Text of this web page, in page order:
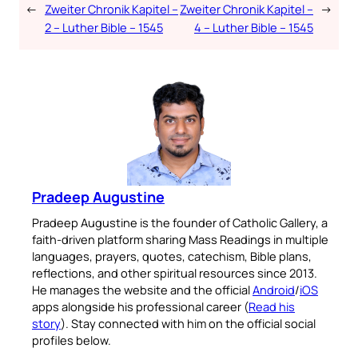
← Zweiter Chronik Kapitel –
2 – Luther Bible – 1545
Zweiter Chronik Kapitel –
4 – Luther Bible – 1545
→
Pradeep Augustine
Pradeep Augustine is the founder of Catholic Gallery, a
faith-driven platform sharing Mass Readings in multiple
languages, prayers, quotes, catechism, Bible plans,
reflections, and other spiritual resources since 2013.
He manages the website and the officialAndroid/iOS
apps alongside his professional career (Read his
story). Stay connected with him on the official social
profiles below.